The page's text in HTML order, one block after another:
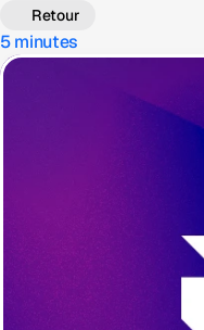
Retour
5 minutes